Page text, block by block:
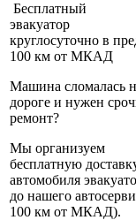
Бесплатный
эвакуатор
круглосуточно в
100 км от МКАД
Машина сломалась
дороге и нужен
ремонт?
Мы организуем
бесплатную
автомобиля
до нашего
100 км от МКАД).